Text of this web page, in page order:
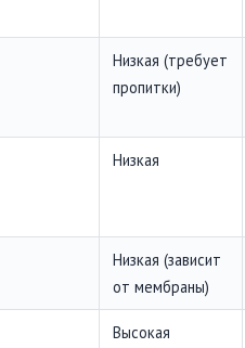
Низкая (требует
пропитки)
Низкая
Низкая (зависит
от мембраны)
Высокая